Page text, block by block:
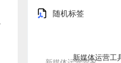
随机标签